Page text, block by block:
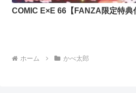
COMIC E×E 66【FANZA限定特典
ホーム かべ太郎